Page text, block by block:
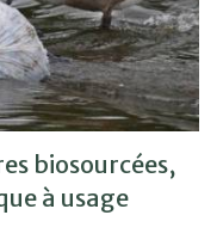
biosourcées,
à usage